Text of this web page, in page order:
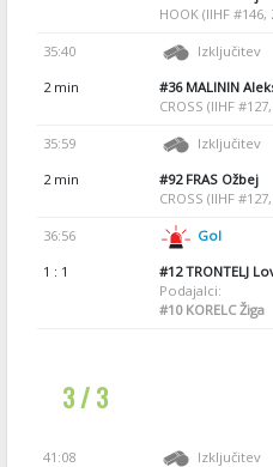
HOOK (IIHF
35:40 Izključitev
2 min
#36MALININ
CROSS (IIHF
35:59 Izključitev
2 min
#92FRAS Ožbej
CROSS (IIHF
36:56 Gol
1 : 1
#12TRONTELJ
Podajalci:
#10KORELC Žiga
3 / 3
41:08 Izključitev